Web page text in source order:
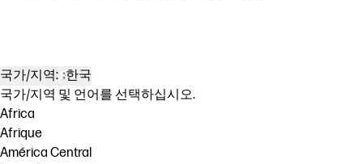
국가/지역: 한국
국가/지역 및 언어를 선택하십시오.
Africa
Afrique
América Central